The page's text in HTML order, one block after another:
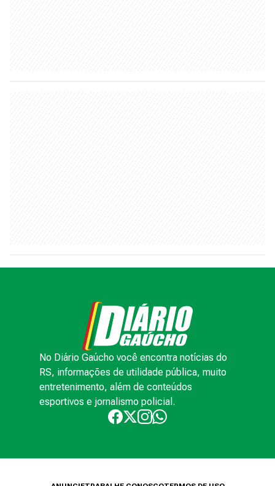
No Diário Gaúcho você encontra notícias do
RS, informações de utilidade pública, muito
entretenimento, além de conteúdos
esportivos e jornalismo policial.